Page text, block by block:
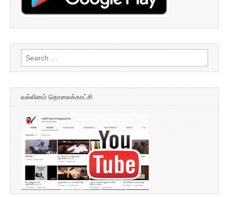
Search
for:
வல்லினம் தொலைக்காட்சி